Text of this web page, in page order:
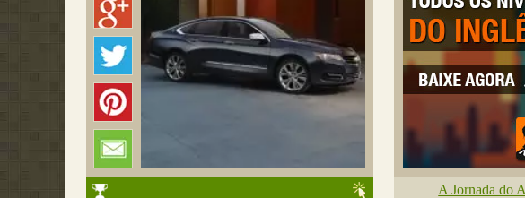
A Jornada do